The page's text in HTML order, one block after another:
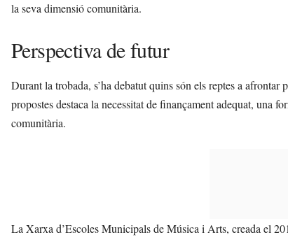
la seva dimensió comunitària.
Perspectiva de futur
Durant la trobada, s’ha debatut quins són els reptes a
propostes destaca la necessitat de finançament adequat, una
comunitària.
La Xarxa d’Escoles Municipals de Música i Arts, creada el